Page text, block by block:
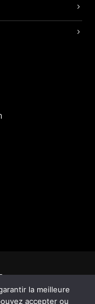
la meilleure
accepter ou